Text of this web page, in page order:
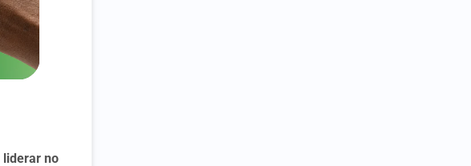
liderar no